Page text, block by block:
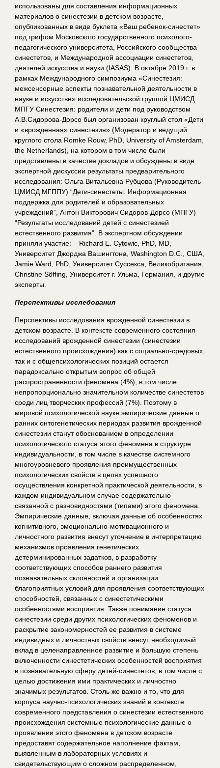
использованы для составления информационных
материалов о синестезии в детском возрасте,
опубликованных в виде буклета «Ваш ребенок-синестет»
под грифом Московского государственного психолого-
педагогического университета, Российского сообщества
синеcтетов, и Международной ассоциации синестетов,
деятелей искусства и науки (IASAS). В октябре 2019 г. в
рамках Международного симпозиума «Синестезия:
межсенсорные аспекты познавательной деятельности в
науке и искусстве» исследовательской группой ЦМИСД
МПГУ Синестезия: родители и дети под руководством
А.В.Сидорова-Дорсо был организован круглый стол «Дети
и «врожденная» синестезия» (Модератор и ведущий
круглого стола Romke Rouw, PhD, University of Amsterdam,
the Netherlands), на котором в том числе были
представлены в качестве докладов и обсуждены в виде
экспертной дискуссии результаты предварительного
исследования: Ольга Витальевна Рубцова (Руководитель
ЦМИСД МГППУ) “Дети-синестеты: Информационная
поддержка для родителей и образовательных
учреждений”, Антон Викторович Сидоров-Дорсо (МПГУ)
“Результаты исследований детей с синестезией
естественного развития”. В экспертном обсуждении
приняли участие: Richard E. Cytowic, PhD, MD,
Университет Джорджа Вашингтона, Washington D.C., США,
Jamie Ward, PhD, Университет Суссекса, Великобритания,
Christine Söffing, Университет г. Ульма, Германия, и другие
эксперты.
Перспективы исследования
Перспективы исследования врожденной синестезии в
детском возрасте. В контексте современного состояния
исследований врожденной синестезии (синестезии
естественного происхождения) как с социально-средовых,
так и с общепсихологических позиций остается
парадоксально открытым вопрос об общей
распространенности феномена (4%), в том числе
непропорционально значительном количестве синестетов
среди лиц творческих профессий (7%). Поэтому в
мировой психологической науке эмпирические данные о
ранних онтогенетических периодах развития врожденной
синестезии станут обоснованием в определении
психологического статуса этого феномена в структуре
индивидуальности, в том числе в качестве системного
многоуровневого проявления преимущественных
психологических свойств в целях успешного
осуществления конкретной практической деятельности, в
каждом индивидуальном случае содержательно
связанной с разновидностями (типами) этого феномена.
Эмпирические данные, включая данные об особенностях
когнитивного, эмоционально-мотивационного и
личностного развития внесут уточнение в интерпретацию
механизмов проявления генетических
детерминированных задатков, в разработку
соответствующих способов раннего развития
познавательных склонностей и организации
благоприятных условий для проявления соответствующих
способностей, связанных с синестетическими
особенностями восприятия. Также понимание статуса
синестезии среди других психологических феноменов и
раскрытие закономерностей ее развития в системе
индивидных и личностных свойств внесут необходимый
вклад в целенаправленное развитие и большую степень
включенности синестетических особенностей восприятия
в познавательную сферу детей-синестетов, в том числе с
целью достижения ими практических и личностно
значимых результатов. Столь же важно и то, что для
корпуса научно-психологических знаний в контексте
современного представления о синестезии естественного
происхождения системные психологические данные о
проявлении этого феномена в детском возрасте
предоставят содержательное наполнение фактам,
выявленным в лабораторных условиях и
свидетельствующим о сложном распределенном,